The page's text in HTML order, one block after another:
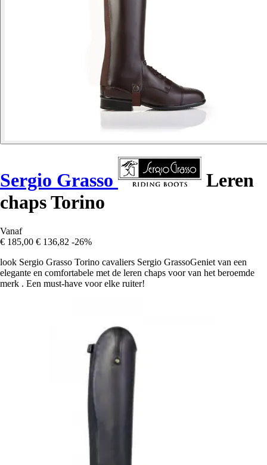
Sergio Grasso
Leren
chaps Torino
Vanaf
€ 185,00 € 136,82 -26%
look Sergio Grasso Torino cavaliers Sergio GrassoGeniet van een
elegante en comfortabele met de leren chaps voor van het beroemde
merk . Een must-have voor elke ruiter!